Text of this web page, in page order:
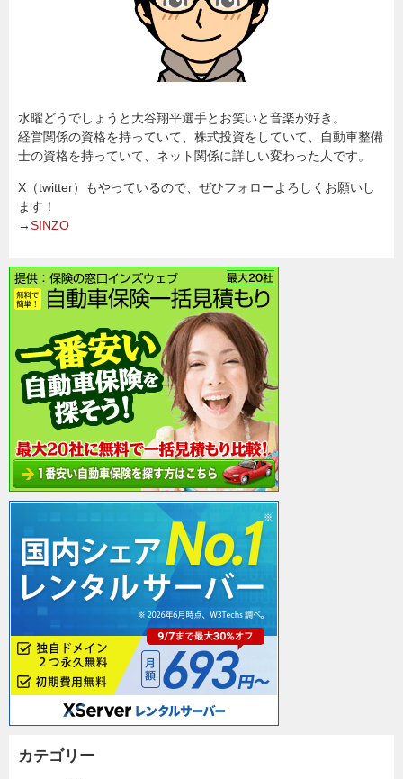
水曜どうでしょうと大谷翔平選手とお笑いと音楽が好き。
経営関係の資格を持っていて、株式投資をしていて、自動車整備
士の資格を持っていて、ネット関係に詳しい変わった人です。
X（twitter）もやっているので、ぜひフォローよろしくお願いし
ます！
→SINZO
カテゴリー